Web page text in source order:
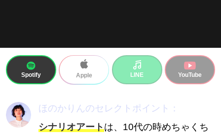
Spotify Apple LINE YouTube
ほのかりんのセレクトポイント：
シナリオアートは、10代の時めちゃくち